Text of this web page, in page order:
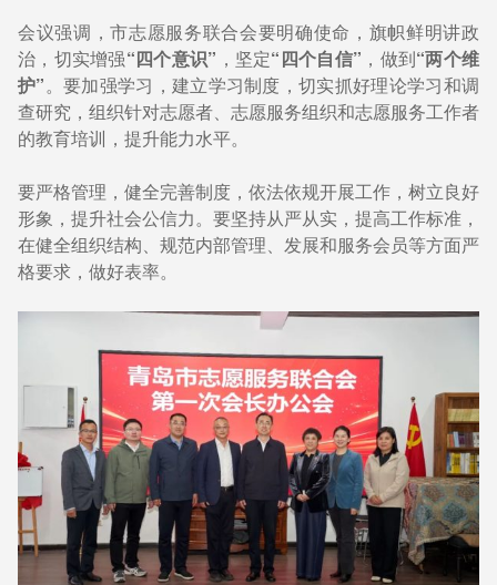
会议强调，市志愿服务联合会要明确使命，旗帜鲜明讲政
治，切实增强“四个意识” ，坚定“四个自信” ，做到“两个维
护”。要加强学习，建立学习制度，切实抓好理论学习和调
查研究，组织针对志愿者、志愿服务组织和志愿服务工作者
的教育培训，提升能力水平。
要严格管理，健全完善制度，依法依规开展工作，树立良好
形象，提升社会公信力。要坚持从严从实，提高工作标准，
在健全组织结构、规范内部管理、发展和服务会员等方面严
格要求，做好表率。